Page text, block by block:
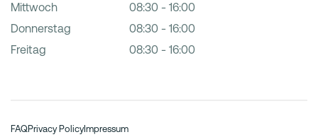
Mittwoch
08:30 - 16:00
Donnerstag
08:30 - 16:00
Freitag
08:30 - 16:00
FAQPrivacy PolicyImpressum